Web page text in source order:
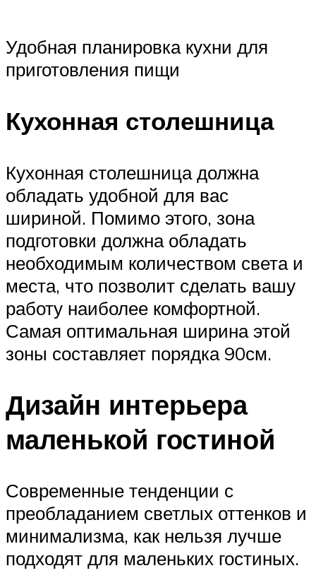
Удобная планировка кухни для
приготовления пищи
Кухонная столешница
Кухонная столешница должна
обладать удобной для вас
шириной. Помимо этого, зона
подготовки должна обладать
необходимым количеством света и
места, что позволит сделать вашу
работу наиболее комфортной.
Самая оптимальная ширина этой
зоны составляет порядка 90см.
Дизайн интерьера
маленькой гостиной
Современные тенденции с
преобладанием светлых оттенков и
минимализма, как нельзя лучше
подходят для маленьких гостиных.